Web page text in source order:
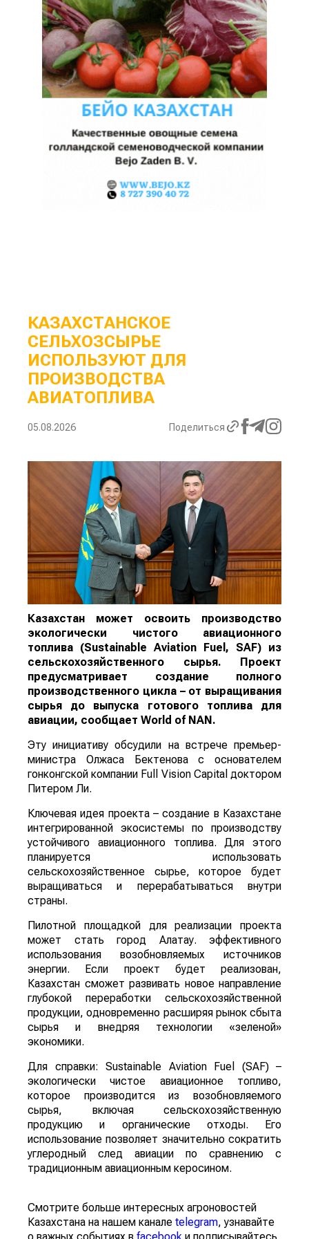
КАЗАХСТАНСКОЕ
СЕЛЬХОЗСЫРЬЕ
ИСПОЛЬЗУЮТ ДЛЯ
ПРОИЗВОДСТВА
АВИАТОПЛИВА
05.08.2026 Поделиться
Казахстан может освоить производство
экологически чистого авиационного
топлива (Sustainable Aviation Fuel, SAF) из
сельскохозяйственного сырья. Проект
предусматривает создание полного
производственного цикла – от выращивания
сырья до выпуска готового топлива для
авиации, сообщает World of NAN.
Эту инициативу обсудили на встрече премьер-
министра Олжаса Бектенова с основателем
гонконгской компании Full Vision Capital доктором
Питером Ли.
Ключевая идея проекта – создание в Казахстане
интегрированной экосистемы по производству
устойчивого авиационного топлива. Для этого
планируется использовать
сельскохозяйственное сырье, которое будет
выращиваться и перерабатываться внутри
страны.
Пилотной площадкой для реализации проекта
может стать город Алатау. эффективного
использования возобновляемых источников
энергии. Если проект будет реализован,
Казахстан сможет развивать новое направление
глубокой переработки сельскохозяйственной
продукции, одновременно расширяя рынок сбыта
сырья и внедряя технологии «зеленой»
экономики.
Для справки: Sustainable Aviation Fuel (SAF) –
экологически чистое авиационное топливо,
которое производится из возобновляемого
сырья, включая сельскохозяйственную
продукцию и органические отходы. Его
использование позволяет значительно сократить
углеродный след авиации по сравнению с
традиционным авиационным керосином.
Смотрите больше интересных агроновостей
Казахстана на нашем канале telegram, узнавайте